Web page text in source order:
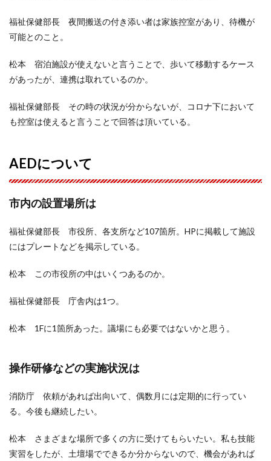
福祉保健部長 夜間搬送の付き添い者は家族控室があり、待機が
可能とのこと。
松本 宿泊施設が使えないと言うことで、歩いて移動するケース
があったが、連携は取れているのか。
福祉保健部長 その時の状況が分からないが、コロナ下において
も控室は使えると言うことで回答は頂いている。
AEDについて
市内の設置場所は
福祉保健部長 市役所、各支所など107箇所。HPに掲載して施設
にはプレートなどを掲示している。
松本 この市役所の中はいくつあるのか。
福祉保健部長 庁舎内は1つ。
松本 1Fに1箇所あった。議場にも必要ではないかと思う。
操作研修などの実施状況は
消防庁 依頼があれば出向いて、偶数月には定期的に行ってい
る。今後も継続したい。
松本 さまざまな場所で多くの方に受けてもらいたい。私も技能
実習をしたが、土壇場でできるか分からないので、機会があれば